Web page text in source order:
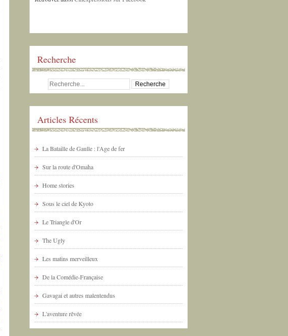
Recherche
Articles Récents
La Bataille de Gaulle : l'Age de fer
Sur la route d'Omaha
Home stories
Sous le ciel de Kyoto
Le Triangle d'Or
The Ugly
Les matins merveilleux
De la Comédie-Française
Gavagai et autres malentendus
L'aventure rêvée